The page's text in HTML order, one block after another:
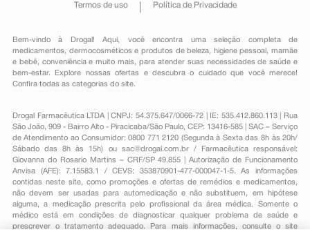
Termos de uso Política de Privacidade
Bem-vindo à Drogal! Aqui, você encontra uma seleção completa de
medicamentos , dermocosméticos e produtos de beleza, higiene pessoal ,mamãe
e bebê, conveniênciae muito mais, para atender suas necessidades de saúde e
bem-estar. Explore nossas ofertas e descubra o cuidado que você merece!
Confira todas as categorias do site.
Drogal Farmacêutica LTDA | CNPJ: 54.375.647/0066-72 | IE: 535.412.860.113 | Rua
São João, 909 - Bairro Alto - Piracicaba/São Paulo, CEP: 13416-585 | SAC – Serviço
de Atendimento ao Consumidor: 0800 771 2120 (Segunda à Sexta das 8h às 20h/
Sábado das 8h às 15h) ou sac@drogal.com.br/ Farmacêutica responsável:
Giovanna do Rosario Martins – CRF/SP 49.855 | Autorização de Funcionamento
Anvisa (AFE): 7.15583.1 / CEVS: 353870901-477-000047-1-5. As informações
contidas neste site, como promoções e ofertas de remédios e medicamentos,
não devem ser usadas para automedicação e não substituem, em hipótese
alguma, a medicação prescrita pelo profissional da área médica. Somente o
médico está em condições de diagnosticar qualquer problema de saúde e
prescrever o tratamento adequado. Para mais informações, consulte o site